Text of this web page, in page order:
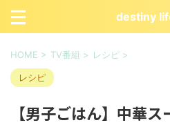
destiny
HOME > TV番組 > レシピ >
レシピ
【男子ごはん】中華